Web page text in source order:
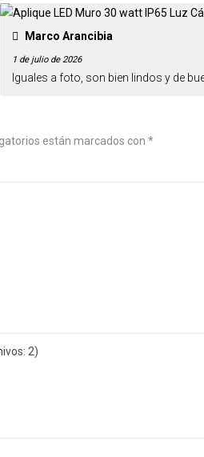
Marco Arancibia
1 de julio de 2026
Iguales a foto, son bien lindos y de
están marcados con *
2)